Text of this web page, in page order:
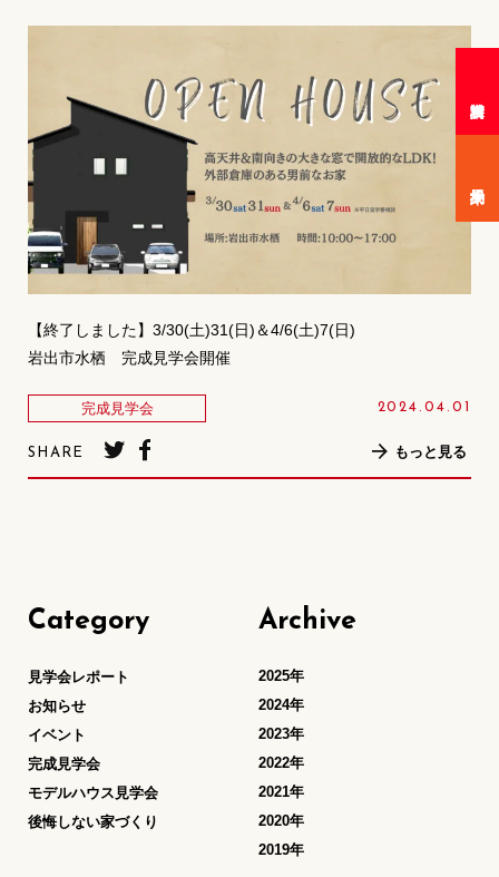
【終了しました】3/30(土)31(日)＆4/6(土)7(日)
岩出市水栖 完成見学会開催
完成見学会 2024.04.01
SHARE もっと見る
Category
見学会レポート
お知らせ
イベント
完成見学会
モデルハウス見学会
後悔しない家づくり
Archive
2025年
2024年
2023年
2022年
2021年
2020年
2019年